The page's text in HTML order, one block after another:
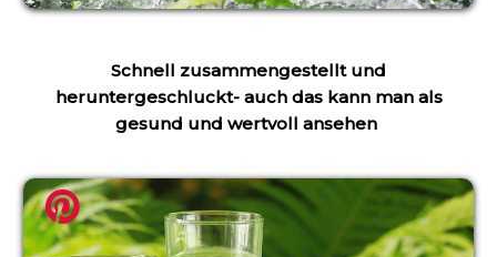
Schnell zusammengestellt und
heruntergeschluckt- auch das kann man als
gesund und wertvoll ansehen